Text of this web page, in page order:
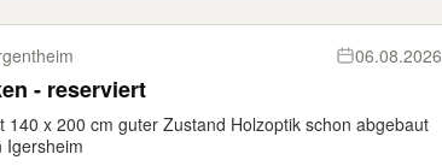
06.08.2026
- reserviert
140 x 200 cm guter Zustand Holzoptik schon abgebaut
Igersheim